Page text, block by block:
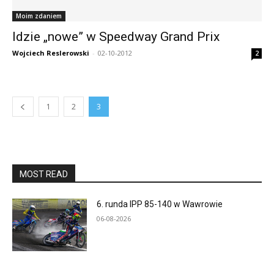
Moim zdaniem
Idzie „nowe” w Speedway Grand Prix
Wojciech Reslerowski - 02-10-2012 2
1 2 3
MOST READ
6. runda IPP 85-140 w Wawrowie
06-08-2026